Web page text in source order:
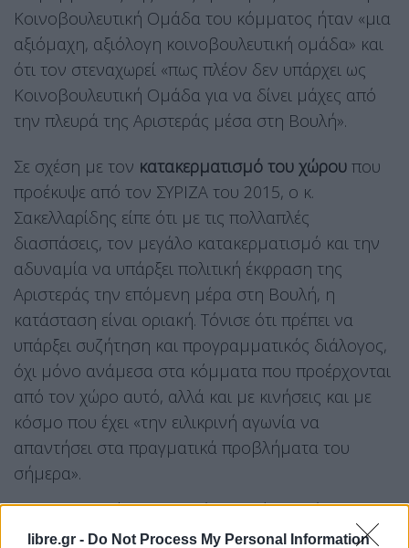
libre.gr - Do Not Process My Personal Information
Κοινοβουλευτική Ομάδα του κόμματος ήταν «μια
αξιόμαχη, αξιόλογη κοινοβουλευτική ομάδα» και
ότι τον στεναχωρεί «πως πλέον δεν υπάρχει ως
Κοινοβουλευτική Ομάδα για να δίνει μάχες από
την πλευρά της Αριστεράς μέσα στη Βουλή».
Σε σχέση με τον κατακερματισμό του χώρου που
προέκυψε από τον ΣΥΡΙΖΑ του 2015, ο κ.
Σακελλαρίδης είπε ότι με τις πολλαπλές
διασπάσεις, τον μεγάλο κατακερματισμό και την
αδυναμία να υπάρξει πολιτική έκφραση της
Αριστεράς την επόμενη μέρα στη Βουλή, η
κατάσταση είναι οριακή. Τόνισε ότι πρέπει να
υπάρξει συζήτηση και προγραμματικός διάλογος,
όχι μόνο ανάμεσα στα κόμματα που προέρχονται
από τον χώρο αυτό, αλλά και με κινήσεις και με
κόσμο που έχει «την ειλικρινή αγωνία να
απαντήσει στα πραγματικά προβλήματα του
σήμερα».
Ο κ. Σακελλαρίδης υπογράμμισε ότι «υπάρχει
χρόνος μέχρι τις εκλογές, εφόσον υπάρχει